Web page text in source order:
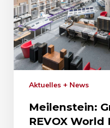
Aktuelles + News
Meilenstein:
REVOX World